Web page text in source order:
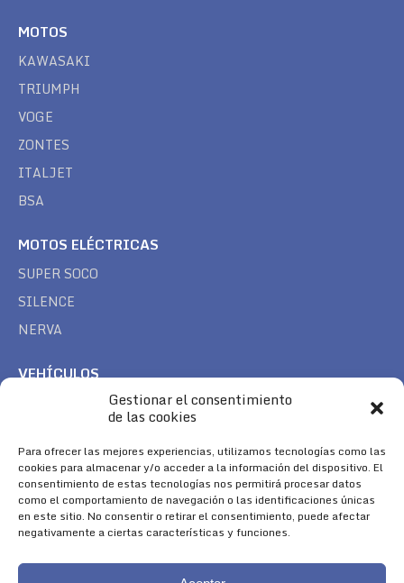
Gestionar el consentimiento
de las cookies
Para ofrecer las mejores experiencias, utilizamos tecnologías como las
cookies para almacenar y/o acceder a la información del dispositivo. El
consentimiento de estas tecnologías nos permitirá procesar datos
como el comportamiento de navegación o las identificaciones únicas
en este sitio. No consentir o retirar el consentimiento, puede afectar
negativamente a ciertas características y funciones.
MOTOS
KAWASAKI
TRIUMPH
VOGE
ZONTES
ITALJET
BSA
MOTOS ELÉCTRICAS
SUPER SOCO
SILENCE
NERVA
VEHÍCULOS
TREK
SÍGUENOS
Encuéntranos en:
Facebook
page
YouTube
page
Instagram
page